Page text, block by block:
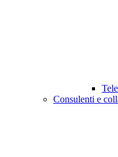
Consulenti e